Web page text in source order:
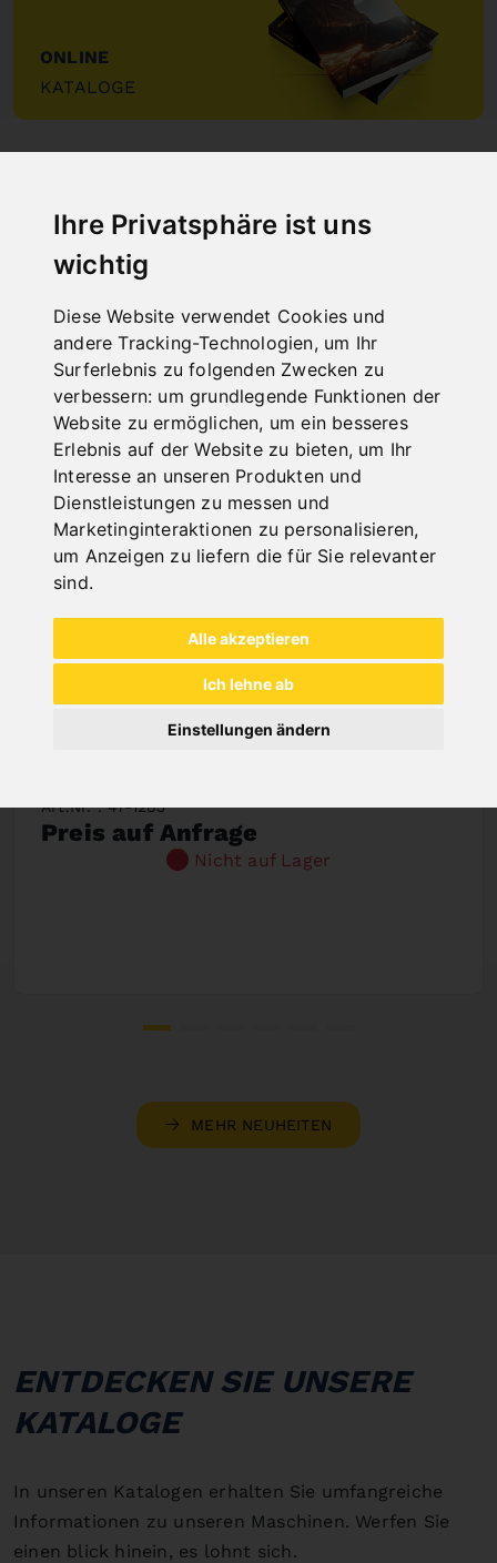
Ihre Privatsphäre ist uns
wichtig
Diese Website verwendet Cookies und
andere Tracking-Technologien, um Ihr
Surferlebnis zu folgenden Zwecken zu
verbessern: um grundlegende Funktionen der
Website zu ermöglichen, um ein besseres
Erlebnis auf der Website zu bieten, um Ihr
Interesse an unseren Produkten und
Dienstleistungen zu messen und
Marketinginteraktionen zu personalisieren,
um Anzeigen zu liefern die für Sie relevanter
sind.
Alle akzeptieren
Ich lehne ab
Einstellungen ändern
ONLINE
KATALOGE
"
NEUHEITEN
Art.Nr. : 47-1283
Preis auf Anfrage
Nicht auf Lager
MEHR NEUHEITEN
ENTDECKEN SIE UNSERE
KATALOGE
In unseren Katalogen erhalten Sie umfangreiche
Informationen zu unseren Maschinen. Werfen Sie
einen blick hinein, es lohnt sich.